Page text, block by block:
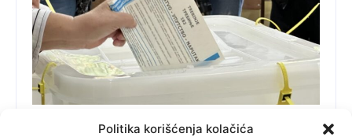
Politika korišćenja kolačića